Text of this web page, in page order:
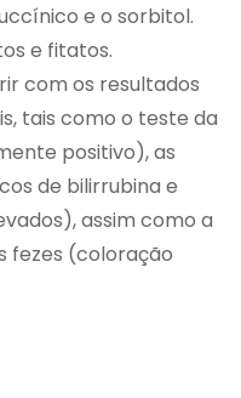
e o sorbitol.
e fitatos.
com os resultados
tais como o teste da
positivo), as
de bilirrubina e
assim como a
fezes (coloração